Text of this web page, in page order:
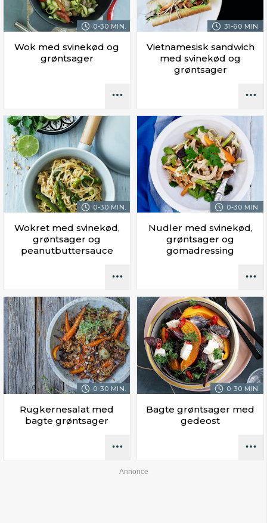
0-30 MIN.
Wok med svinekød og
grøntsager
31-60 MIN.
Vietnamesisk sandwich
med svinekød og
grøntsager
0-30 MIN.
Wokret med svinekød,
grøntsager og
peanutbuttersauce
0-30 MIN.
Nudler med svinekød,
grøntsager og
gomadressing
0-30 MIN.
Rugkernesalat med
bagte grøntsager
0-30 MIN.
Bagte grøntsager med
gedeost